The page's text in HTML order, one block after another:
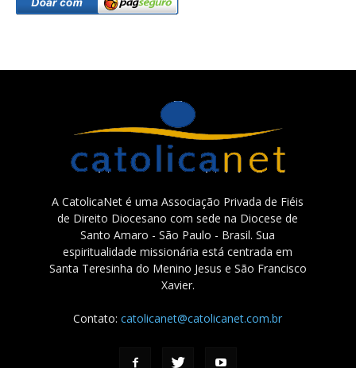
A CatolicaNet é uma Associação Privada de Fiéis
de Direito Diocesano com sede na Diocese de
Santo Amaro - São Paulo - Brasil. Sua
espiritualidade missionária está centrada em
Santa Teresinha do Menino Jesus e São Francisco
Xavier.
Contato:catolicanet@catolicanet.com.br